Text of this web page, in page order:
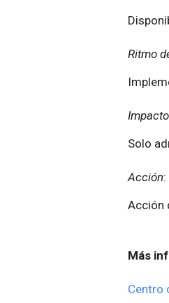
Ritmo
Impacto
Solo
Acción:
Acción
Más
Centro